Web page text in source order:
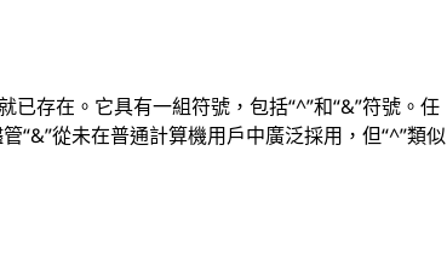
存在。它具有一組符號，包括“^”和“&”符號。任
“&”從未在普通計算機用戶中廣泛採用，但“^”類似